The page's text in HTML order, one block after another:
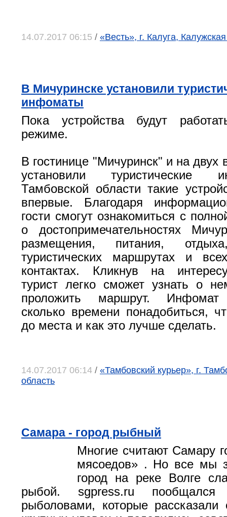
14.07.2017 06:15 / «Весть», г. Калуга,
В Мичуринске установили
инфоматы
Пока устройства будут
режиме.
В гостинице "Мичуринск" и на двух
установили
Тамбовской области такие
впервые. Благодаря
гости смогут ознакомиться с
о достопримечательностях
размещения, питания,
туристических маршрутах и
контактах. Кликнув на
турист легко сможет узнать о
проложить маршрут. Инфомат
сколько времени понадобиться,
до места и как это лучше сделать.
14.07.2017 06:14 / «Тамбовский курьер», г.
область
Самара - город рыбный
Многие считают Самару
мясоедов» . Но все мы
город на реке Волге
рыбой. sgpress.ru
рыболовами, которые